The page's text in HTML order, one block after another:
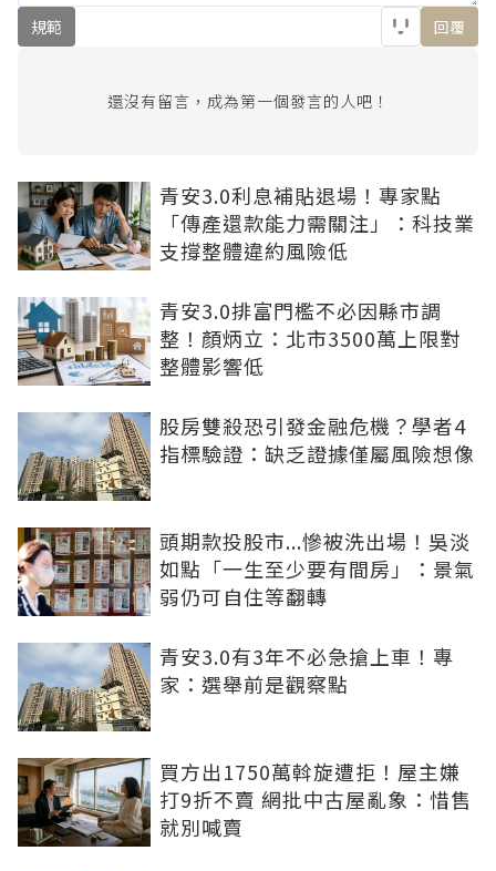
規範 回覆
還沒有留言，成為第一個發言的人吧！
青安3.0利息補貼退場！專家點
「傳產還款能力需關注」：科技業
支撐整體違約風險低
青安3.0排富門檻不必因縣市調
整！顏炳立：北市3500萬上限對
整體影響低
股房雙殺恐引發金融危機？學者4
指標驗證：缺乏證據僅屬風險想像
頭期款投股市...慘被洗出場！吳淡
如點「一生至少要有間房」：景氣
弱仍可自住等翻轉
青安3.0有3年不必急搶上車！專
家：選舉前是觀察點
買方出1750萬斡旋遭拒！屋主嫌
打9折不賣 網批中古屋亂象：惜售
就別喊賣